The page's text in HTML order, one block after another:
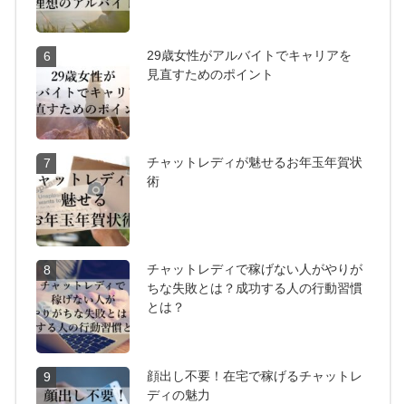
6
29歳女性がアルバイトでキャリアを
見直すためのポイント
7
チャットレディが魅せるお年玉年賀状
術
8
チャットレディで稼げない人がやりが
ちな失敗とは？成功する人の行動習慣
とは？
9
顔出し不要！在宅で稼げるチャットレ
ディの魅力